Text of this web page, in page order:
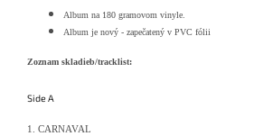
Album na 180 gramovom vinyle.
Album je nový - zapečatený v PVC fólii
Zoznam skladieb/tracklist:
Side A
1. CARNAVAL